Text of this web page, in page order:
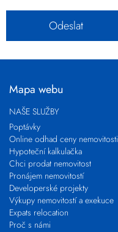
Mapa webu
NAŠE SLUŽBY
Poptávky
Online odhad ceny nemovitosti
Hypoteční kalkulačka
Chci prodat nemovitost
Pronájem nemovitostí
Developerské projekty
Výkupy nemovitostí a exekuce
Expats relocation
Proč s námi